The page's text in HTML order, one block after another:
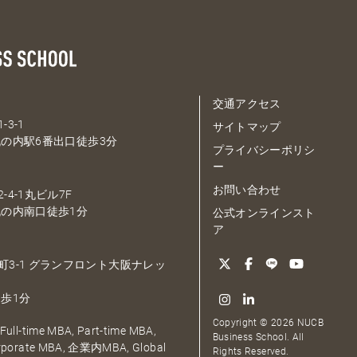
3-1
内駅6番出口徒歩3分
4-1丸ビル7F
内南口徒歩1分
3-1 グランフロント大阪ナレッ
1分
time MBA, Part-time MBA,
MBA, 企業内MBA, Global
交通アクセス
サイトマップ
プライバシーポリシ
ー
お問い合わせ
公式オンラインスト
ア
Copyright © 2026 NUCB
Business School. All
Rights Reserved.